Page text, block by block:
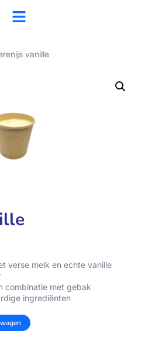
vanille
verse melk en echte vanille
combinatie met gebak
ingrediënten